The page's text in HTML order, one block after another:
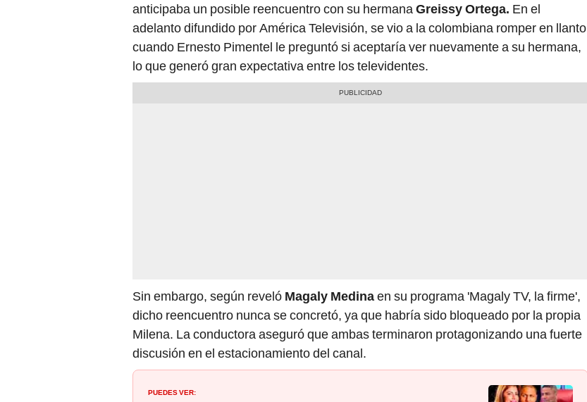
anticipaba un posible reencuentro con su hermanaGreissy Ortega. En el
adelanto difundido por América Televisión, se vio a la colombiana romper en llanto
cuando Ernesto Pimentel le preguntó si aceptaría ver nuevamente a su hermana,
lo que generó gran expectativa entre los televidentes.
Sin embargo, según reveló Magaly Medinaen su programa 'Magaly TV, la firme',
dicho reencuentro nunca se concretó, ya que habría sido bloqueado por la propia
Milena. La conductora aseguró que ambas terminaron protagonizando una fuerte
discusión en el estacionamiento del canal.
PUEDES VER: